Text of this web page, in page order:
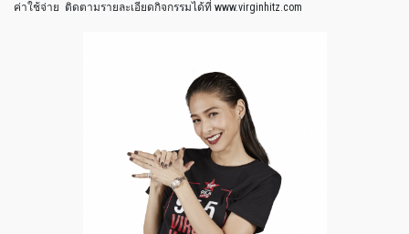
ค่าใช้จ่าย ติดตามรายละเอียดกิจกรรมได้ที่ www.virginhitz.com